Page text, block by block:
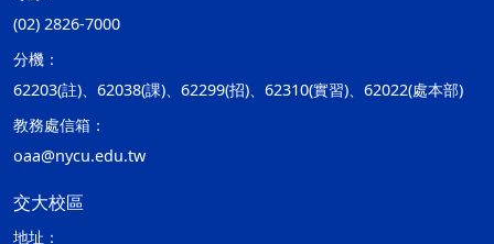
(02) 2826-7000
分機：
62203(註)、62038(課)、62299(招)、62310(實習)、62022(處本部)
教務處信箱：
oaa@nycu.edu.tw
交大校區
地址：